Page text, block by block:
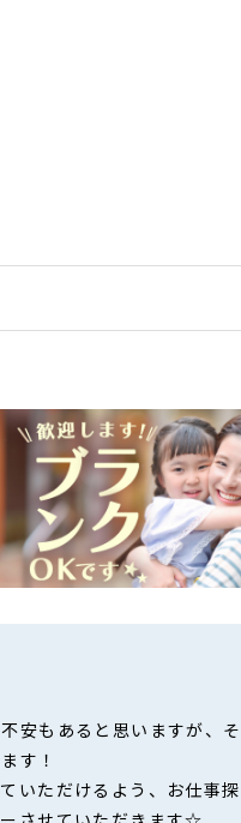
安もあると思いますが、そ
す！
いただけるよう、お仕事探